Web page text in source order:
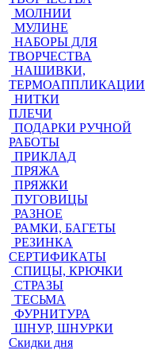
МОЛНИИ
МУЛИНЕ
НАБОРЫ ДЛЯ
ТВОРЧЕСТВА
НАШИВКИ,
ТЕРМОАППЛИКАЦИИ
НИТКИ
ПЛЕЧИ
ПОДАРКИ РУЧНОЙ
РАБОТЫ
ПРИКЛАД
ПРЯЖА
ПРЯЖКИ
ПУГОВИЦЫ
РАЗНОЕ
РАМКИ, БАГЕТЫ
РЕЗИНКА
СЕРТИФИКАТЫ
СПИЦЫ, КРЮЧКИ
СТРАЗЫ
ТЕСЬМА
ФУРНИТУРА
ШНУР, ШНУРКИ
Скидки дня